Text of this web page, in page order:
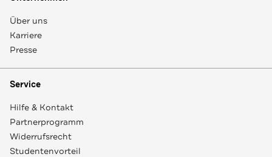
Über uns
Karriere
Presse
Service
Hilfe & Kontakt
Partnerprogramm
Widerrufsrecht
Studentenvorteil